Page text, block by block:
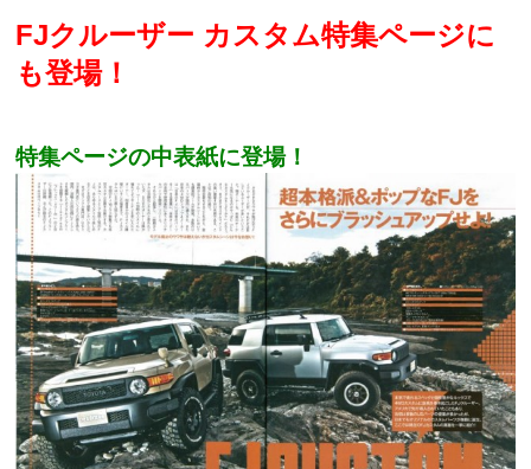
FJクルーザー カスタム特集ページに
も登場！
特集ページの中表紙に登場！